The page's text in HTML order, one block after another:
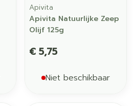
Apivita
Apivita Natuurlijke Zeep
Olijf 125g
€ 5,75
Niet beschikbaar